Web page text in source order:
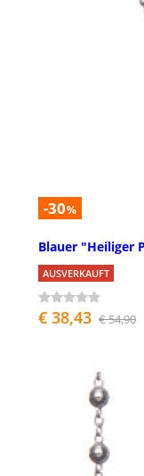
-30%
Blauer "Heiliger
AUSVERKAUFT
€ 38,43 € 54,90